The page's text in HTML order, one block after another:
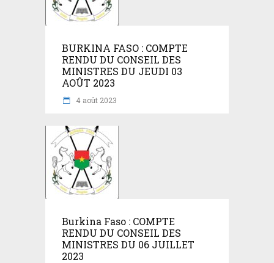
BURKINA FASO : COMPTE
RENDU DU CONSEIL DES
MINISTRES DU JEUDI 03
AOÛT 2023
4 août 2023
Burkina Faso : COMPTE
RENDU DU CONSEIL DES
MINISTRES DU 06 JUILLET
2023